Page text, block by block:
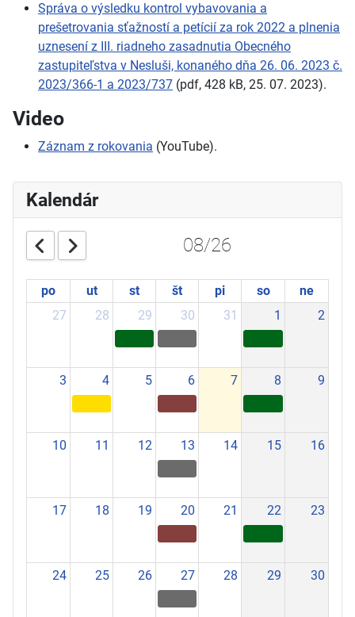
Správa o výsledku kontrol vybavovania a
prešetrovania sťažností a petícií za rok 2022 a plnenia
uznesení z III. riadneho zasadnutia Obecného
zastupiteľstva v Nesluši, konaného dňa 26. 06. 2023 č.
2023/366-1 a 2023/737 (pdf, 428 kB, 25. 07. 2023).
Video
Záznam z rokovania (YouTube).
Kalendár
08/26
po ut st št pi so
ne
27
28 29 30 31 1 2
3 4 5 6 7 8 9
10 11 12 13 14 15 16
17 18 19 20 21 22 23
24 25 26 27 28 29 30